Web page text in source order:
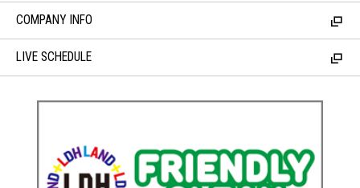
COMPANY INFO
LIVE SCHEDULE